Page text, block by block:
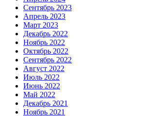
Сентябрь 2023
Апрель 2023
Март 2023
Декабрь 2022
Ноябрь 2022
Октябрь 2022
Сентябрь 2022
Август 2022
Июль 2022
Июнь 2022
Май 2022
Декабрь 2021
Ноябрь 2021